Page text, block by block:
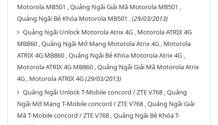
Motorola MB501 , Quảng Ngãi Giải Mã Motorola MB501 ,
Quảng Ngãi Bẻ Khóa Motorola MB501 .(29/03/2013)
Quảng Ngãi Unlock Motorola Atrix 4G , Motorola ATRIX 4G
MB860 , Quảng Ngãi Mở Mạng Motorola Atrix 4G , Motorola
ATRIX 4G MB860 , Quảng Ngãi Bẻ Khóa Motorola Atrix 4G ,
Motorola ATRIX 4G MB860 , Quảng Ngãi Giải Mã Motorola Atrix
4G , Motorola ATRIX 4G(29/03/2013)
Quảng Ngãi Unlock T-Mobile concord / ZTE V768 , Quảng
Ngãi Mở Mạng T-Mobile concord / ZTE V768 , Quảng Ngãi Giải
Mã T-Mobile concord / ZTE V768 , Quảng Ngãi Bẻ Khóa T-